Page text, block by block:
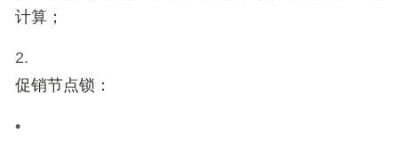
计算；
2.
促销节点锁 ：
•